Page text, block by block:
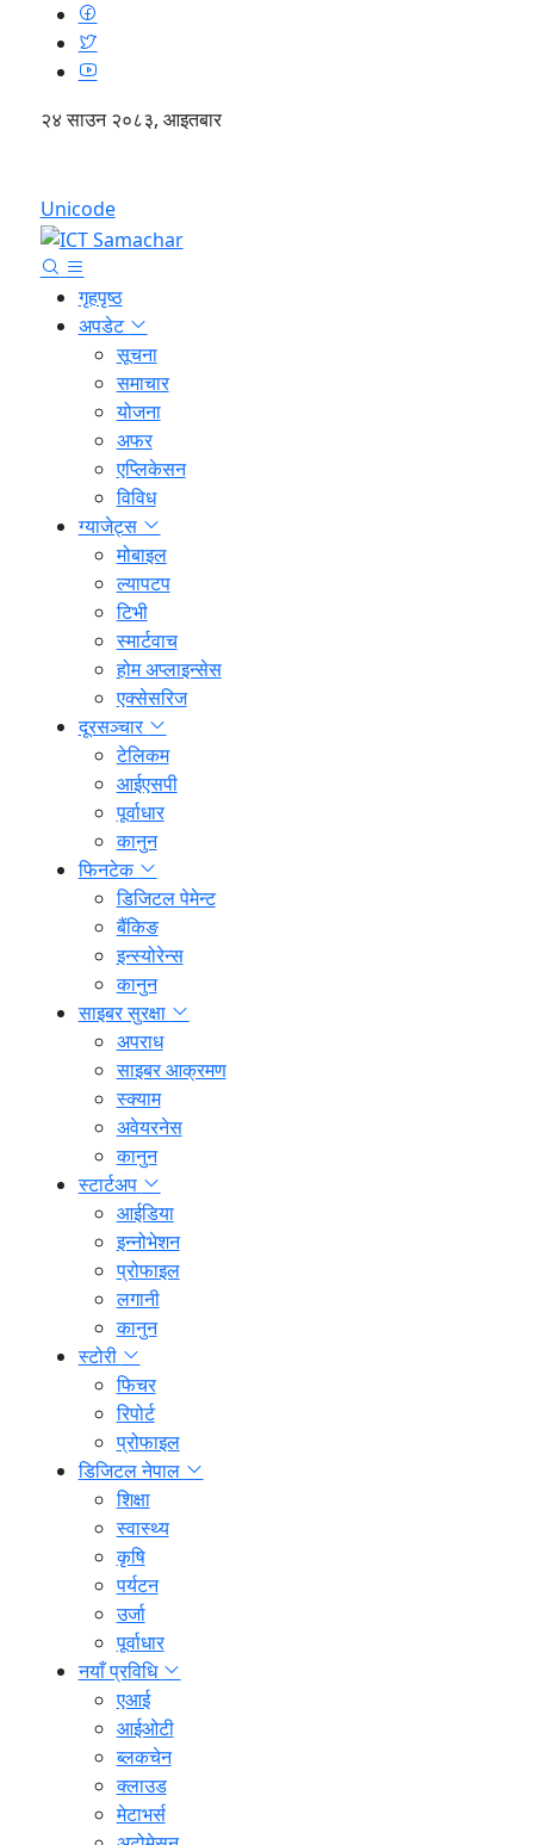
२४ साउन २०८३, आइतबार
Unicode
गृहपृष्ठ
अपडेट
सूचना
समाचार
योजना
अफर
एप्लिकेसन
विविध
ग्याजेट्स
मोबाइल
ल्यापटप
टिभी
स्मार्टवाच
होम अप्लाइन्सेस
एक्सेसरिज
दूरसञ्चार
टेलिकम
आईएसपी
पूर्वाधार
कानुन
फिनटेक
डिजिटल पेमेन्ट
बैंकिङ
इन्स्योरेन्स
कानुन
साइबर सुरक्षा
अपराध
साइबर आक्रमण
स्क्याम
अवेयरनेस
कानुन
स्टार्टअप
आईडिया
इन्नोभेशन
प्रोफाइल
लगानी
कानुन
स्टोरी
फिचर
रिपोर्ट
प्रोफाइल
डिजिटल नेपाल
शिक्षा
स्वास्थ्य
कृषि
पर्यटन
उर्जा
पूर्वाधार
नयाँ प्रविधि
एआई
आईओटी
ब्लकचेन
क्लाउड
मेटाभर्स